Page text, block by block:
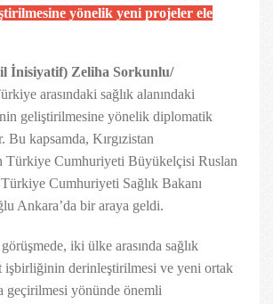
yönelik yeni projeler ele
İnisiyatif) Zeliha Sorkunlu/
arasındaki sağlık alanındaki
geliştirilmesine yönelik diplomatik
Bu kapsamda, Kırgızistan
Türkiye Cumhuriyeti Büyükelçisi Ruslan
Cumhuriyeti Sağlık Bakanı
Ankara’da bir araya geldi.
iki ülke arasında sağlık
işbirliğinin derinleştirilmesi ve yeni ortak
geçirilmesi yönünde önemli